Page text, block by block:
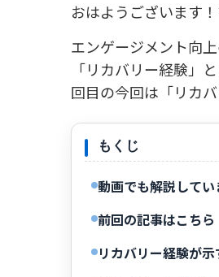
おはようございます
エンゲージメント向
「リカバリー経験」
回目の今回は「リカ
もくじ
動画でも解説してい
前回の記事はこちら
リカバリー経験が示